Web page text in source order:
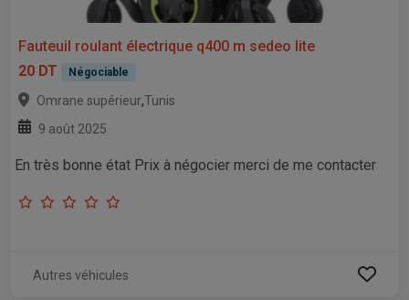
Fauteuil roulant électrique q400 m sedeo lite
20 DT
Négociable
Omrane supérieur,Tunis
9 août 2025
En très bonne état Prix à négocier merci de me contacter
Autres véhicules